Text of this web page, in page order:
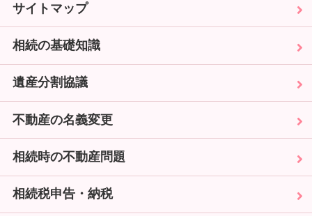
サイトマップ
相続の基礎知識
遺産分割協議
不動産の名義変更
相続時の不動産問題
相続税申告・納税